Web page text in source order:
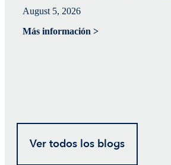
August 5, 2026
Más información >
Ver todos los blogs